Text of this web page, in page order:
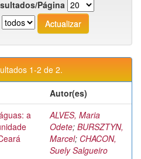
Página
1-2 de 2.
Autor(es)
a
ALVES, Maria
Odete; BURSZTYN,
Marcel; CHACON,
Suely Salgueiro